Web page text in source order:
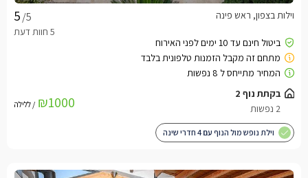
/5 וילות בצפון, ראש פינה
בקתת נוף 2
2 נפשות
₪1000 / ללילה
וילת נופש מול הנוף עם 4 חדרי שינה